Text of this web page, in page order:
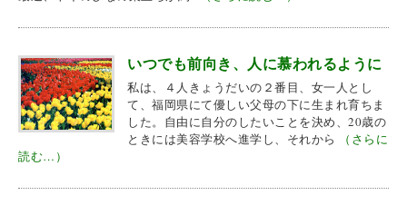
いつでも前向き、人に慕われるように
私は、４人きょうだいの２番目、女一人とし
て、福岡県にて優しい父母の下に生まれ育ちま
した。自由に自分のしたいことを決め、20歳の
ときには美容学校へ進学し、それから
（さらに
読む…）